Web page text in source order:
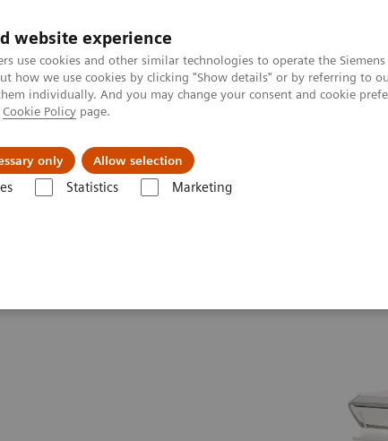
website experience
use cookies and other similar technologies to operate the
how we use cookies by clicking "Show details" or by referring to
individually. And you may change your consent and cookie
Cookie Policy page.
only Allow selection
Statistics Marketing
томография МР-системы 3 Тл